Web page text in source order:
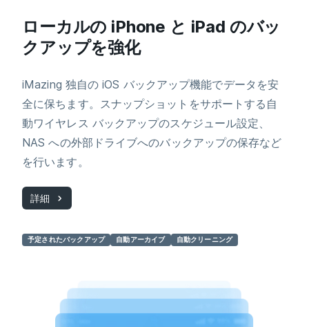
ローカルの iPhone と iPad のバッ
クアップを強化
iMazing 独自の iOS バックアップ機能でデータを安
全に保ちます。スナップショットをサポートする自
動ワイヤレス バックアップのスケジュール設定、
NAS への外部ドライブへのバックアップの保存など
を行います。
詳細
予定されたバックアップ 自動アーカイブ 自動クリーニング